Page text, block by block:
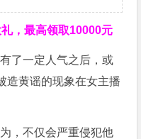
，最高领取10000元
了一定人气之后，或
造黄谣的现象在女主播
，不仅会严重侵犯他